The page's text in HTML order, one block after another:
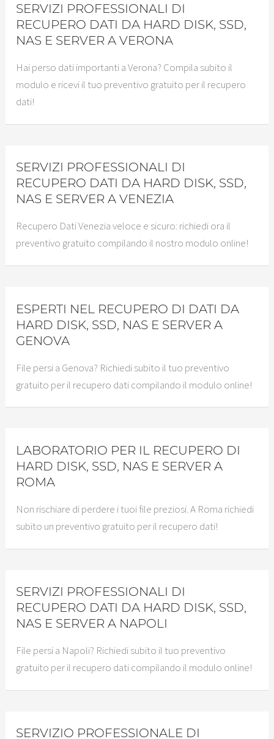
SERVIZI PROFESSIONALI DI
RECUPERO DATI DA HARD DISK, SSD,
NAS E SERVER A VERONA
Hai perso dati importanti a Verona? Compila subito il
modulo e ricevi il tuo preventivo gratuito per il recupero
dati!
SERVIZI PROFESSIONALI DI
RECUPERO DATI DA HARD DISK, SSD,
NAS E SERVER A VENEZIA
Recupero Dati Venezia veloce e sicuro: richiedi ora il
preventivo gratuito compilando il nostro modulo online!
ESPERTI NEL RECUPERO DI DATI DA
HARD DISK, SSD, NAS E SERVER A
GENOVA
File persi a Genova? Richiedi subito il tuo preventivo
gratuito per il recupero dati compilando il modulo online!
LABORATORIO PER IL RECUPERO DI
HARD DISK, SSD, NAS E SERVER A
ROMA
Non rischiare di perdere i tuoi file preziosi. A Roma richiedi
subito un preventivo gratuito per il recupero dati!
SERVIZI PROFESSIONALI DI
RECUPERO DATI DA HARD DISK, SSD,
NAS E SERVER A NAPOLI
File persi a Napoli? Richiedi subito il tuo preventivo
gratuito per il recupero dati compilando il modulo online!
SERVIZIO PROFESSIONALE DI